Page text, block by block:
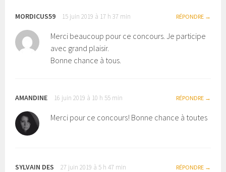
MORDICUS59 15 juin 2019 à 17 h 37 min RÉPONDRE
Merci beaucoup pour ce concours. Je participe
avec grand plaisir.
Bonne chance à tous.
AMANDINE 16 juin 2019 à 10 h 55 min RÉPONDRE
Merci pour ce concours! Bonne chance à toutes
SYLVAIN DES 27 juin 2019 à 5 h 47 min RÉPONDRE